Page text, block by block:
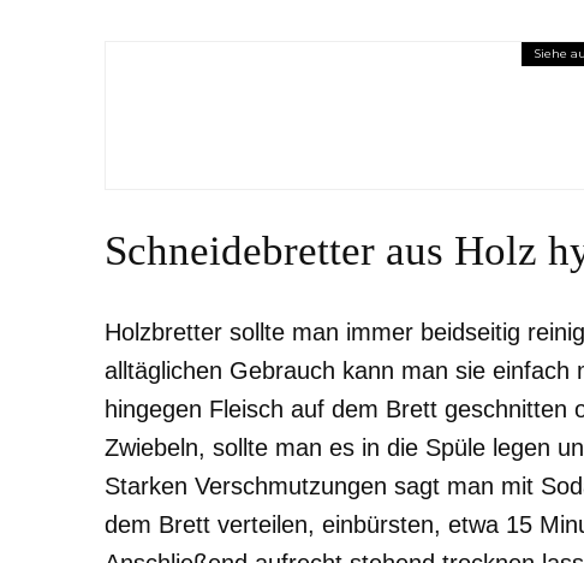
Siehe
Schneidebretter aus Holz
Holzbretter sollte man immer beidseitig
alltäglichen Gebrauch kann man sie
hingegen Fleisch auf dem Brett geschnitten
Zwiebeln, sollte man es in die Spüle legen
Starken Verschmutzungen sagt man mit
dem Brett verteilen, einbürsten, etwa 15